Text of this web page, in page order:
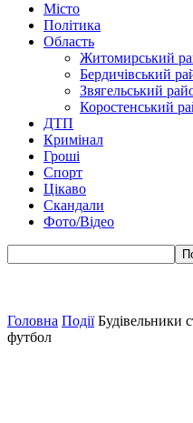
Місто
Політика
Область
Житомирський
Бердичівський
Звягельський
Коростенський
ДТП
Кримінал
Гроші
Спорт
Цікаво
Скандали
Фото/Відео
Головна Події Будівельники
футбол